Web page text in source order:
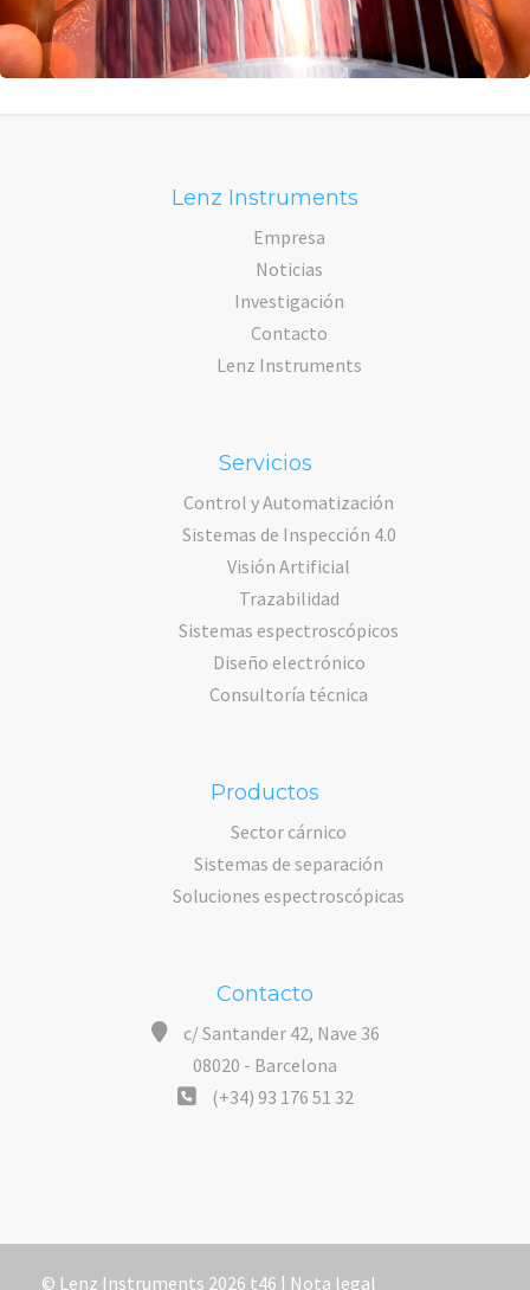
Lenz Instruments
Empresa
Noticias
Investigación
Contacto
Lenz Instruments
Servicios
Control y Automatización
Sistemas de Inspección 4.0
Visión Artificial
Trazabilidad
Sistemas espectroscópicos
Diseño electrónico
Consultoría técnica
Productos
Sector cárnico
Sistemas de separación
Soluciones espectroscópicas
Contacto
c/ Santander 42, Nave 36
08020 - Barcelona
(+34) 93 176 51 32
© Lenz Instruments 2026 t46 | Nota legal